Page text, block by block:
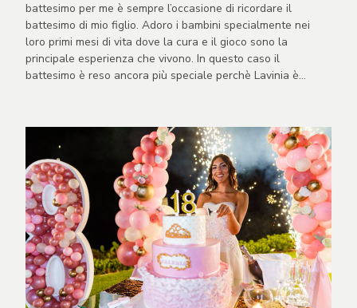
battesimo per me è sempre l’occasione di ricordare il
battesimo di mio figlio. Adoro i bambini specialmente nei
loro primi mesi di vita dove la cura e il gioco sono la
principale esperienza che vivono. In questo caso il
battesimo è reso ancora più speciale perchè Lavinia è…